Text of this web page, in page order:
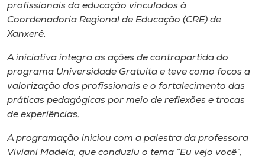
Museu
Unoesc
Store
Selecione
o idioma
profissionais da educação vinculados à
Coordenadoria Regional de Educação (CRE) de
Xanxerê.
A iniciativa integra as ações de contrapartida do
programa Universidade Gratuita e teve como focos a
valorização dos profissionais e o fortalecimento das
práticas pedagógicas por meio de reflexões e trocas
de experiências.
A programação iniciou com a palestra da professora
Viviani Madela, que conduziu o tema “Eu vejo você”,